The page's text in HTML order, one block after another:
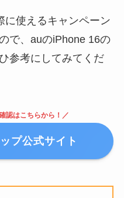
に使えるキャンペーン
で、auのiPhone 16の
参考にしてみてくだ
認はこちらから！／
プ公式サイト